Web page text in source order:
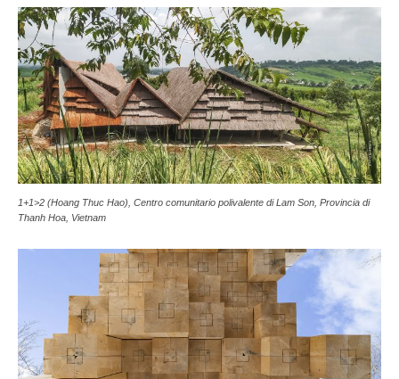
1+1>2 (Hoang Thuc Hao), Centro comunitario polivalente di Lam Son, Provincia di
Thanh Hoa, Vietnam